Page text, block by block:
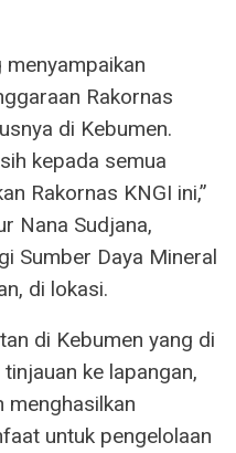
Rakornas
di Kebumen.
kepada semua
Rakornas KNGI ini,”
Nana Sudjana,
Sumber Daya Mineral
di lokasi.
di Kebumen yang di
ke lapangan,
menghasilkan
untuk pengelolaan